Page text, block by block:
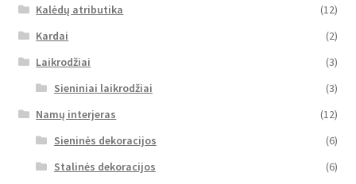
Kalėdų atributika
(12)
Kardai
(2)
Laikrodžiai
(3)
Sieniniai laikrodžiai
(3)
Namų interjeras
(12)
Sieninės dekoracijos
(6)
Stalinės dekoracijos
(6)